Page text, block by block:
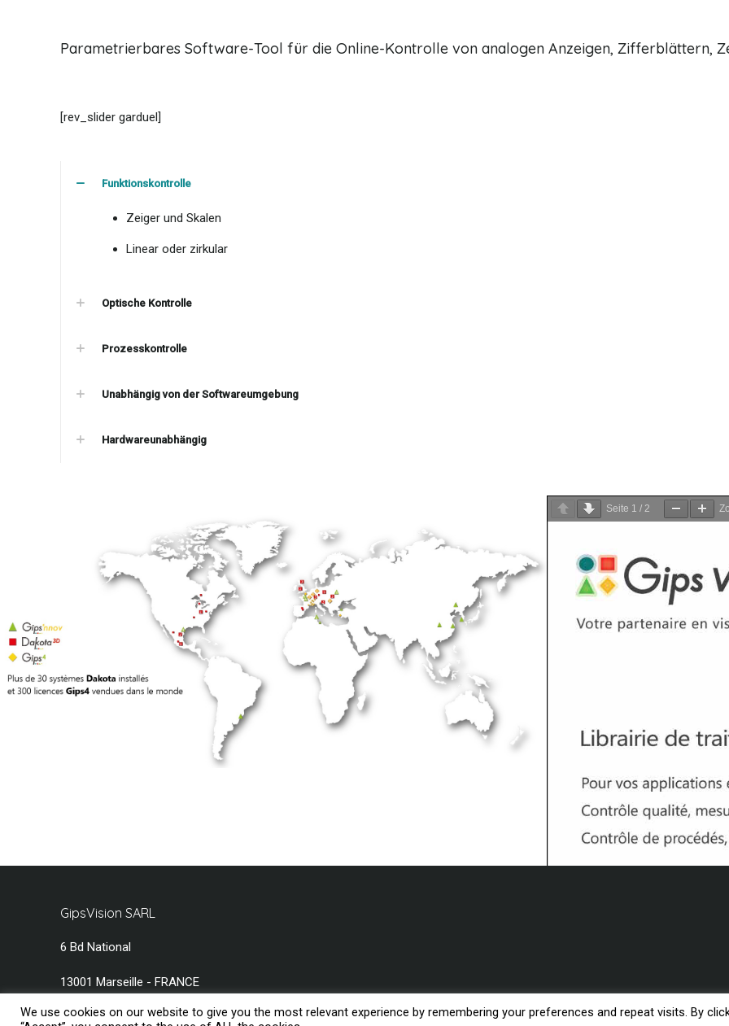
Parametrierbares Software-Tool für die Online-Kontrolle von analogen Anzeigen, Zifferblättern,
[rev_slider garduel]
Funktionskontrolle
Zeiger und Skalen
Linear oder zirkular
Optische Kontrolle
Prozesskontrolle
Unabhängig von der Softwareumgebung
Hardwareunabhängig
Seite 1 / 2
GipsVision SARL
6 Bd National
13001 Marseille - FRANCE
Tél.+33 491 334 407
We use cookies on our website to give you the most relevant experience by remembering your preferences and repeat visits. By